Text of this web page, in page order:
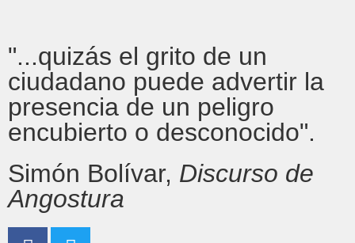
"...quizás el grito de un
ciudadano puede advertir la
presencia de un peligro
encubierto o desconocido".
Simón Bolívar, Discurso de
Angostura